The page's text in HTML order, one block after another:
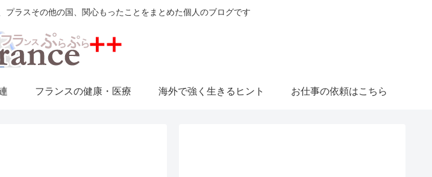
プラスその他の国、関心もったことをまとめた個人のブログです
フランスの健康・医療 海外で強く生きるヒント お仕事の依頼はこちら